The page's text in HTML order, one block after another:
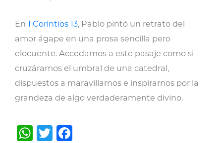
En 1 Corintios 13, Pablo pintó un retrato del
amor ágape en una prosa sencilla pero
elocuente. Accedamos a este pasaje como si
cruzáramos el umbral de una catedral,
dispuestos a maravillarnos e inspirarnos por la
grandeza de algo verdaderamente divino.
WhatsApp
Twitter